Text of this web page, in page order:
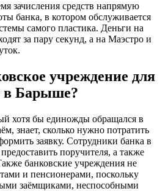
зачисления средств напрямую
банка, в котором обслуживается
самого пластика. Деньги на
за пару секунд, а на Маэстро и
учреждение для
в Барыше?
хотя бы единожды обращался в
знает, сколько нужно потратить
заявку. Сотрудники банка в
поручителя, а также
банковские учреждения не
и пенсионерами, поскольку
заёмщиками, неспособными